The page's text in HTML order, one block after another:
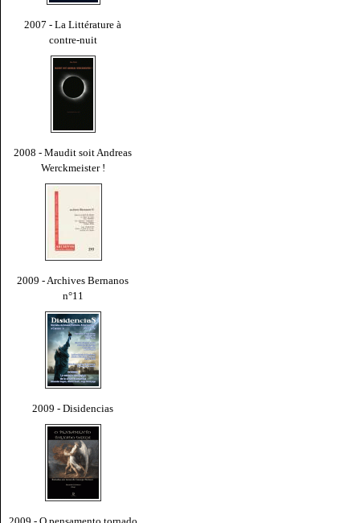
2007 - La Littérature à
contre-nuit
2008 - Maudit soit Andreas
Werckmeister !
2009 - Archives Bernanos
n°11
2009 - Disidencias